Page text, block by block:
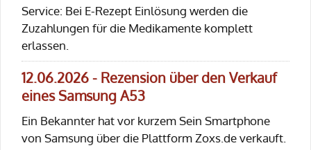
Service: Bei E-Rezept Einlösung werden die
Zuzahlungen für die Medikamente komplett
erlassen.
12.06.2026 - Rezension über den Verkauf
eines Samsung A53
Ein Bekannter hat vor kurzem Sein Smartphone
von Samsung über die Plattform Zoxs.de verkauft.